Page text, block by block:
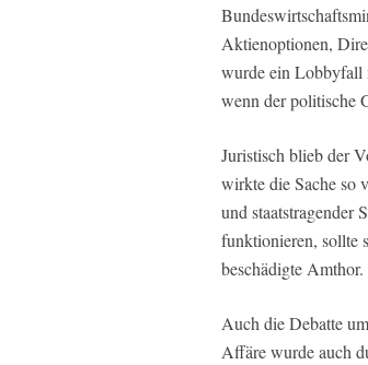
Aktienoptionen,
wurde ein Lobbyfall
wenn der politische
Juristisch blieb der
wirkte die Sache so
und staatstragender
funktionieren, sollte
beschädigte Amthor.
Auch die Debatte
Affäre wurde auch